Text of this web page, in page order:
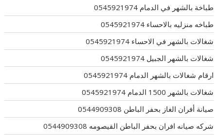
طباخة بالشهر في الدمام 0545921974
طباخه منزليه بالاحساء 0545921974
شغالات بالشهر في الاحساء 0545921974
شغالات بالشهر الجبيل 0545921974
ارقام شغالات بالشهر الدمام 0545921974
شغالات بالشهر 1500 الدمام 0545921974
صيانة أفران الغاز بحفر الباطن 0544909308
شركه صيانه افران بحفر الباطن القيصومه 0544909308